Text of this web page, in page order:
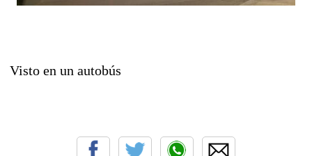
Visto en un autobús